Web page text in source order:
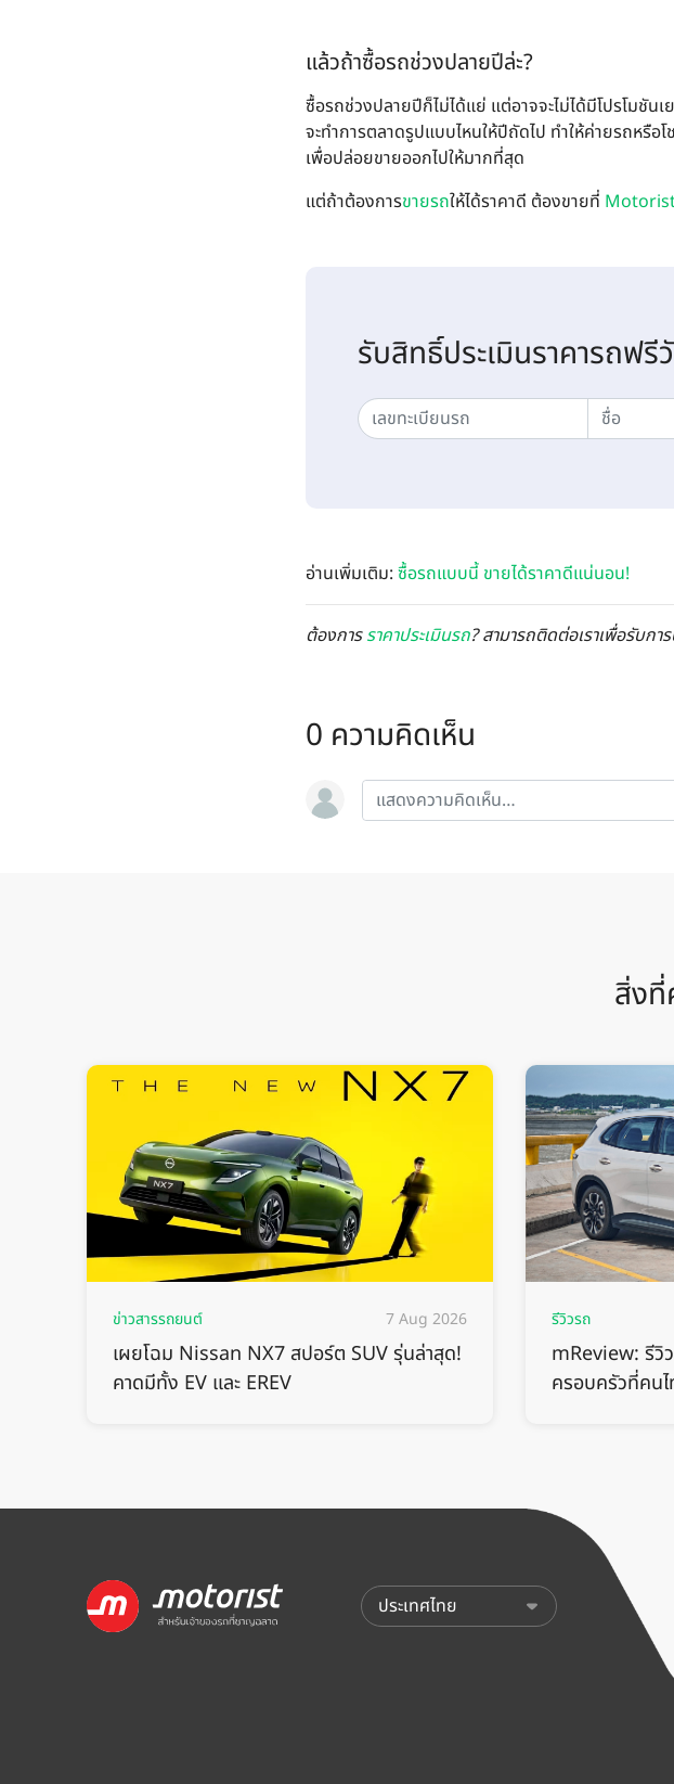
แล้วถ้าซื้อรถช่วงปลายปีล่ะ?
ซื้อรถช่วงปลายปีก็ไม่ได้แย่ แต่อาจจะไม่ได้มีโปรโมชัน
จะทำการตลาดรูปแบบไหนให้ปีถัดไป ทำให้ค่ายรถหรื
เพื่อปล่อยขายออกไปให้มากที่สุด
แต่ถ้าต้องการขายรถให้ได้ราคาดี ต้องขายที่
รับสิทธิ์ประเมินราคารถฟรี
อ่านเพิ่มเติม:ซื้อรถแบบนี้ ขายได้ราคาดีแน่นอน!
ต้องการราคาประเมินรถ? สามารถติดต่อเราเพื่อรับกา
0 ความคิดเห็น
สิ่งที่
ข่าวสารรถยนต์ 7 Aug 2026
เผยโฉม Nissan NX7 สปอร์ต SUV รุ่นล่าสุด!
คาดมีทั้ง EV และ EREV
รีวิวรถ
mReview: รีวิ
ครอบครัวที่คนไ